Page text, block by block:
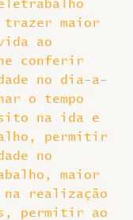
trazer maior
ao
conferir
no dia-a-
o tempo
na ida e
permitir
no
maior
na realização
permitir ao